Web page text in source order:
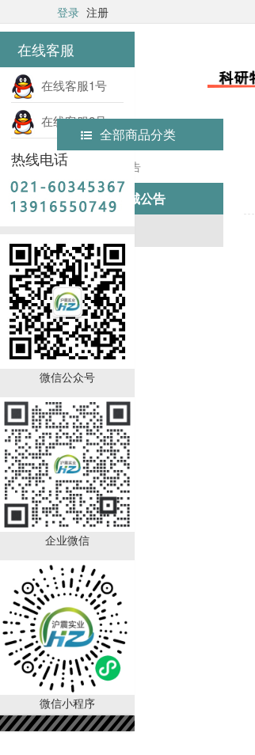
在线客服
在线客服1号
在线客服2号
热线电话
微信公众号
企业微信
微信小程序
登录 注册
全部商品分类
首页 商城公告
商城公告